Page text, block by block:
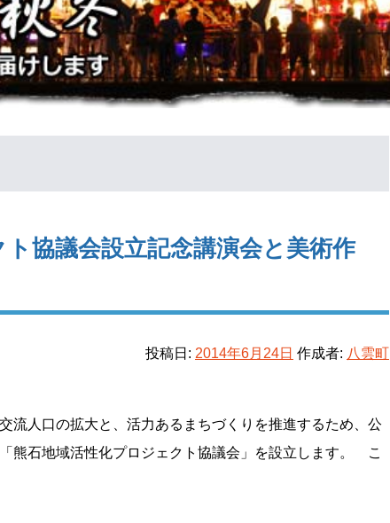
協議会設立記念講演会と美術作
投稿日: 2014年6月24日 作成者: 八雲町
流人口の拡大と、活力あるまちづくりを推進するため、公
熊石地域活性化プロジェクト協議会」を設立します。 こ